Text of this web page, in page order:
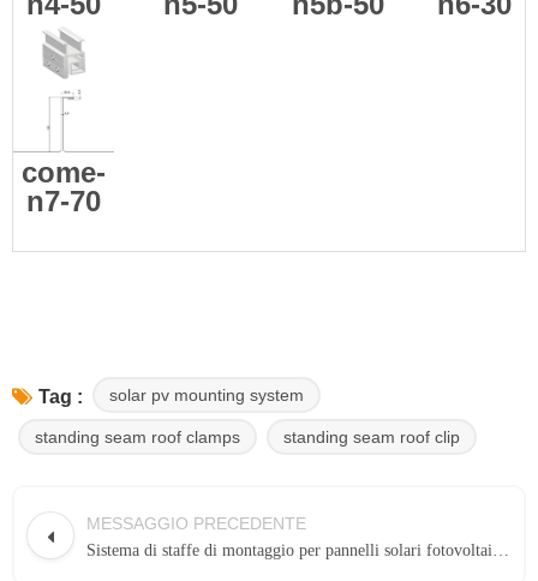
come-
n7-70
Tag : solar pv mounting system
standing seam roof clamps standing seam roof clip
MESSAGGIO PRECEDENTE